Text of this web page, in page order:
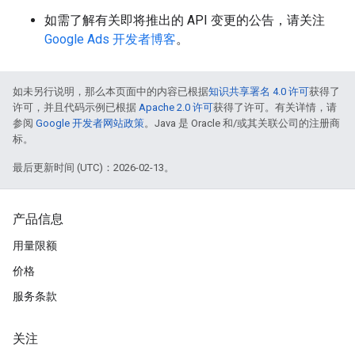
如需了解有关即将推出的 API 变更的公告，请关注
Google Ads 开发者博客。
如未另行说明，那么本页面中的内容已根据知识共享署名 4.0 许可获得了
许可，并且代码示例已根据 Apache 2.0 许可获得了许可。有关详情，请
参阅 Google 开发者网站政策。Java 是 Oracle 和/或其关联公司的注册商
标。
最后更新时间 (UTC)：2026-02-13。
产品信息
用量限额
价格
服务条款
关注